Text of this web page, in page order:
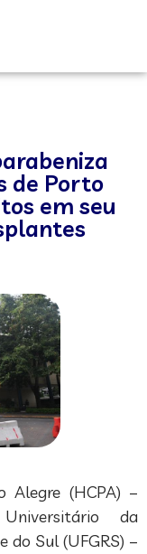
de Porto
em seu
Alegre (HCPA) –
da
do Sul (UFGRS) –